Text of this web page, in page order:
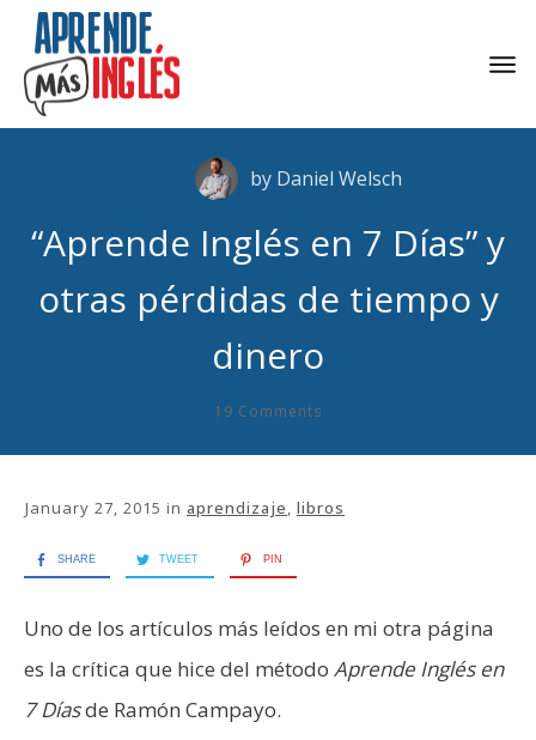
by Daniel Welsch
“Aprende Inglés en 7 Días” y
otras pérdidas de tiempo y
dinero
19 Comments
January 27, 2015 in aprendizaje, libros
SHARE TWEET PIN
Uno de los artículos más leídos en mi otra página
es la crítica que hice del método Aprende Inglés en
7 Díasde Ramón Campayo.